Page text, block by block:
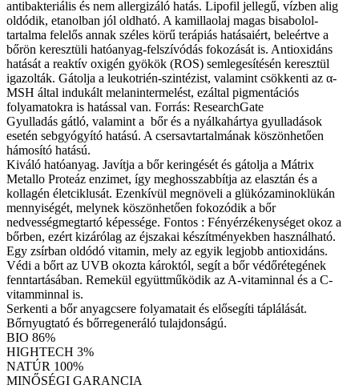
antibakteriális és nem allergizáló hatás. Lipofil jellegű, vízben alig
oldódik, etanolban jól oldható. A kamillaolaj magas bisabolol-
tartalma felelős annak széles körű terápiás hatásaiért, beleértve a
bőrön keresztüli hatóanyag-felszívódás fokozását is. Antioxidáns
hatását a reaktív oxigén gyökök (ROS) semlegesítésén keresztül
igazolták. Gátolja a leukotrién-szintézist, valamint csökkenti az α-
MSH által indukált melanintermelést, ezáltal pigmentációs
folyamatokra is hatással van. Forrás: ResearchGate
Gyulladás gátló, valamint a bőr és a nyálkahártya gyulladások
esetén sebgyógyító hatású. A csersavtartalmának köszönhetően
hámosító hatású.
Kiváló hatóanyag. Javítja a bőr keringését és gátolja a Mátrix
Metallo Proteáz enzimet, így meghosszabbítja az elasztán és a
kollagén életciklusát. Ezenkívül megnöveli a glükózaminoklükán
mennyiségét, melynek köszönhetően fokozódik a bőr
nedvességmegtartó képessége. Fontos : Fényérzékenységet okoz a
bőrben, ezért kizárólag az éjszakai készítményekben használható.
Egy zsírban oldódó vitamin, mely az egyik legjobb antioxidáns.
Védi a bőrt az UVB okozta károktól, segít a bőr védőrétegének
fenntartásában. Remekül együttműködik az A-vitaminnal és a C-
vitamminnal is.
Serkenti a bőr anyagcsere folyamatait és elősegíti táplálását.
Bőrnyugtató és bőrregeneráló tulajdonságú.
BIO 86%
HIGHTECH 3%
NATÚR 100%
MINŐSÉGI GARANCIA